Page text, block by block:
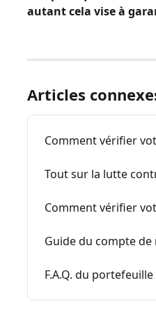
autant cela vise à
Articles
Comment vérifier
Tout sur la lutte
Comment vérifier
Guide du compte
F.A.Q. du portefeuille